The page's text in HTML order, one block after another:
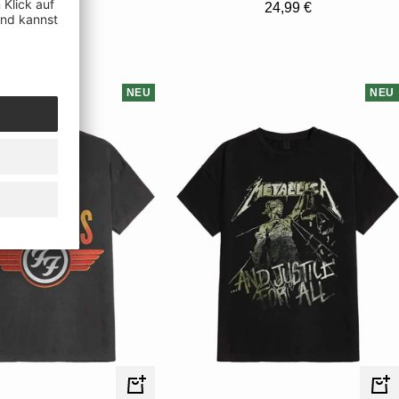
Angebotspreis
24,99 €
Angebotspreis
24,99 €
NEU
Schnellansicht
NEU